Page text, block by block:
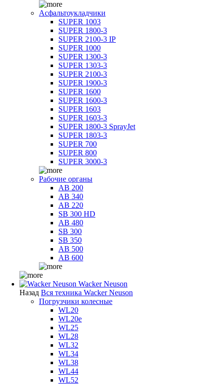
Асфальтоукладчики
SUPER 1003
SUPER 1800-3
SUPER 2100-3 IP
SUPER 1000
SUPER 1300-3
SUPER 1303-3
SUPER 2100-3
SUPER 1900-3
SUPER 1600
SUPER 1600-3
SUPER 1603
SUPER 1603-3
SUPER 1800-3 SprayJet
SUPER 1803-3
SUPER 700
SUPER 800
SUPER 3000-3
Рабочие органы
AB 200
AB 340
AB 220
SB 300 HD
AB 480
SB 300
SB 350
AB 500
AB 600
Wacker Neuson
Назад Вся техника Wacker Neuson
Погрузчики колесные
WL20
WL20e
WL25
WL28
WL32
WL34
WL38
WL44
WL52